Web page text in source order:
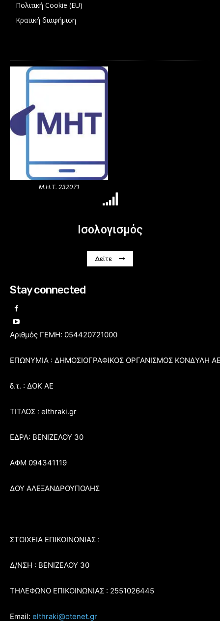
Πολιτική Cookie (EU)
Κρατική διαφήμιση
Μ.Η.Τ. 232071
Ισολογισμός
Δείτε
Stay connected
Αριθμός ΓΕΜΗ: 054420721000
ΕΠΩΝΥΜΙΑ : ΔΗΜΟΣΙΟΓΡΑΦΙΚΟΣ ΟΡΓΑΝΙΣΜΟΣ ΚΟΝΔΥΛΗ
δ.τ. : ΔΟΚ ΑΕ
ΤΙΤΛΟΣ : elthraki.gr
ΕΔΡΑ: ΒΕΝΙΖΕΛΟΥ 30
ΑΦΜ 094341119
ΔΟΥ ΑΛΕΞΑΝΔΡΟΥΠΟΛΗΣ
ΣΤΟΙΧΕΙΑ ΕΠΙΚΟΙΝΩΝΙΑΣ :
Δ/ΝΣΗ : ΒΕΝΙΖΕΛΟΥ 30
ΤΗΛΕΦΩΝΟ ΕΠΙΚΟΙΝΩΝΙΑΣ : 2551026445
Email: elthraki@otenet.gr